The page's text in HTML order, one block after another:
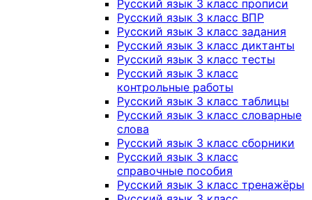
Русский язык 3 класс прописи
Русский язык 3 класс ВПР
Русский язык 3 класс задания
Русский язык 3 класс диктанты
Русский язык 3 класс тесты
Русский язык 3 класс
контрольные работы
Русский язык 3 класс таблицы
Русский язык 3 класс словарные
слова
Русский язык 3 класс сборники
Русский язык 3 класс
справочные пособия
Русский язык 3 класс тренажёры